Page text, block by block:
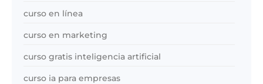
curso en línea
curso en marketing
curso gratis inteligencia artificial
curso ia para empresas